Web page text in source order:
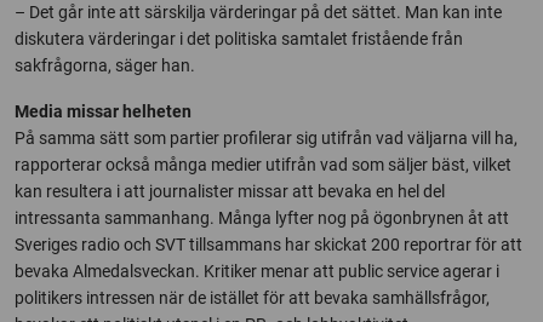
– Det går inte att särskilja värderingar på det sättet. Man kan inte
diskutera värderingar i det politiska samtalet fristående från
sakfrågorna, säger han.
Media missar helheten
På samma sätt som partier profilerar sig utifrån vad väljarna vill ha,
rapporterar också många medier utifrån vad som säljer bäst, vilket
kan resultera i att journalister missar att bevaka en hel del
intressanta sammanhang. Många lyfter nog på ögonbrynen åt att
Sveriges radio och SVT tillsammans har skickat 200 reportrar för att
bevaka Almedalsveckan. Kritiker menar att public service agerar i
politikers intressen när de istället för att bevaka samhällsfrågor,